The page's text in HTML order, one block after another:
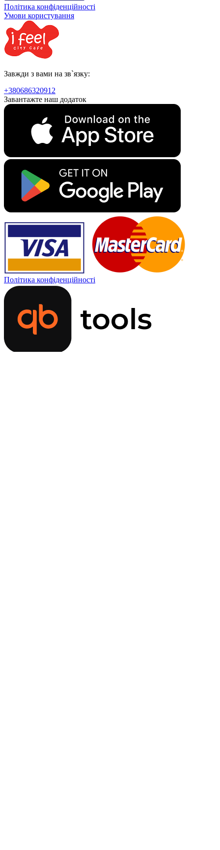
Політика конфіденційності
Умови користування
Завжди з вами на зв`язку:
+380686320912
Завантажте наш додаток
Політика конфіденційності